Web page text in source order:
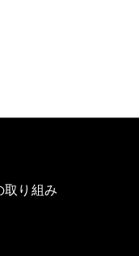
取り組み